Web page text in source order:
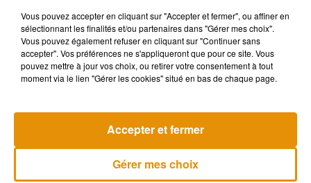
Vous pouvez accepter en cliquant sur "Accepter et fermer", ou affiner en
sélectionnant les finalités et/ou partenaires dans "Gérer mes choix".
Vous pouvez également refuser en cliquant sur "Continuer sans
accepter". Vos préférences ne s'appliqueront que pour ce site. Vous
pouvez mettre à jour vos choix, ou retirer votre consentement à tout
moment via le lien "Gérer les cookies" situé en bas de chaque page.
Gérer mes choix
Accepter et fermer